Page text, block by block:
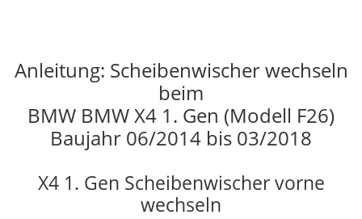
Anleitung: Scheibenwischer wechseln
beim
BMW BMW X4 1. Gen (Modell F26)
Baujahr 06/2014 bis 03/2018
X4 1. Gen Scheibenwischer vorne
wechseln